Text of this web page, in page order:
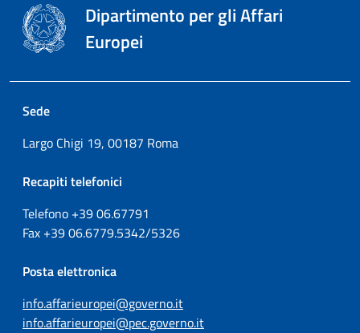
Dipartimento per gli Affari
Europei
Sede
Largo Chigi 19, 00187 Roma
Recapiti telefonici
Telefono +3906.67791
Fax +3906.6779.5342/5326
Posta elettronica
info.affarieuropei@governo.it
info.affarieuropei@pec.governo.it